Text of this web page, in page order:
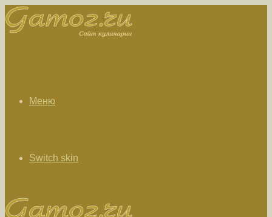
Меню
Switch skin